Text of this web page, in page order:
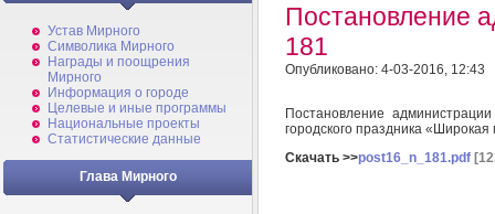
Устав Мирного
Символика Мирного
Награды и поощрения
Мирного
Информация о городе
Целевые и иные программы
Национальные проекты
Статистические данные
Глава Мирного
Постановление
181
Опубликовано: 4-03-2016, 12:43
Постановление
городского праздника
Скачать >>post16_n_181.pdf